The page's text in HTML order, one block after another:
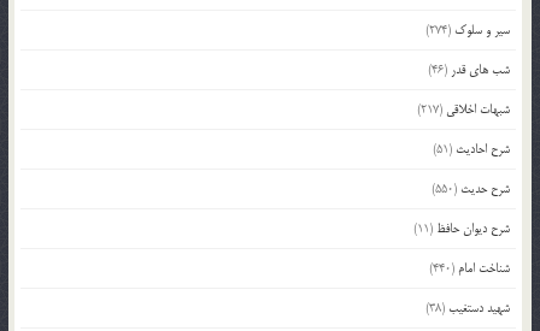
سیر و سلوک (274)
شب های قدر (46)
شبهات اخلاقی (217)
شرح احادیث (51)
شرح حدیث (550)
شرح دیوان حافظ (11)
شناخت امام (440)
شهید دستغیب(38)